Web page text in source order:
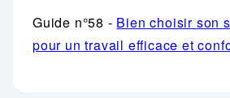
Guide n°58 - Bien choisir son
pour un travail efficace et